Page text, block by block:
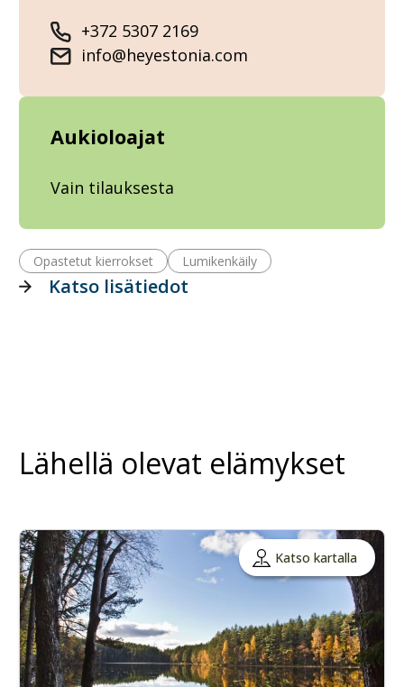
+372 5307 2169
info@heyestonia.com
Aukioloajat
Vain tilauksesta
Opastetut kierrokset Lumikenkäily
Katso lisätiedot
Lähellä olevat elämykset
Katso kartalla